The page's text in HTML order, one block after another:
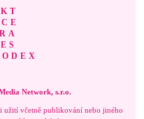
Network, s.r.o.
užití včetně publikování nebo jiného